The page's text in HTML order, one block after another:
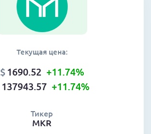
Текущая цена:
$ 1690.52 +11.74%
137943.57 +11.74%
Тикер
MKR